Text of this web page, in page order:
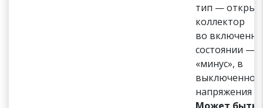
тип —
коллектор
во
состоянии —
«минус», в
напряжения